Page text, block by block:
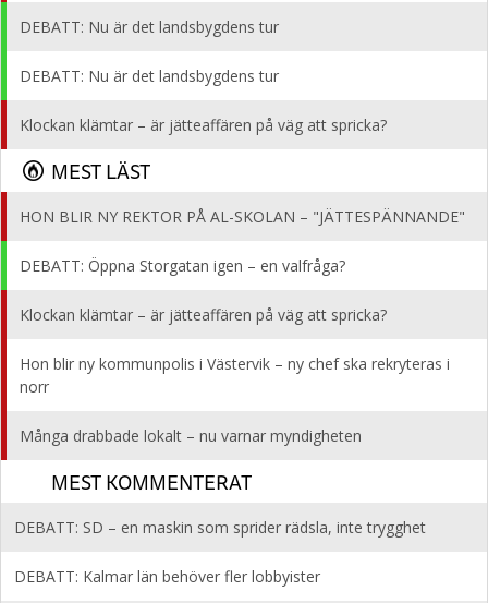
DEBATT: Nu är det landsbygdens tur
DEBATT: Nu är det landsbygdens tur
Klockan klämtar – är jätteaffären på väg att spricka?
MEST LÄST
HON BLIR NY REKTOR PÅ AL-SKOLAN – "JÄTTESPÄNNANDE"
DEBATT: Öppna Storgatan igen – en valfråga?
Klockan klämtar – är jätteaffären på väg att spricka?
Hon blir ny kommunpolis i Västervik – ny chef ska rekryteras i
norr
Många drabbade lokalt – nu varnar myndigheten
MEST KOMMENTERAT
DEBATT: SD – en maskin som sprider rädsla, inte trygghet
DEBATT: Kalmar län behöver fler lobbyister